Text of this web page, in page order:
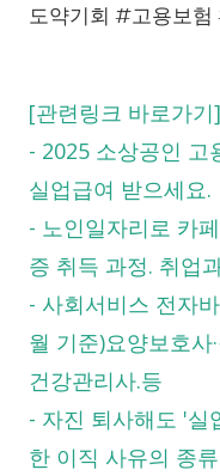
도약기회 #고용보
[관련링크 바로가기]
- 2025 소상공인 고
실업급여 받으세요.
- 노인일자리로 카
증 취득 과정. 취업
- 사회서비스 전자
월 기준)요양보호사
건강관리사.등
- 자진 퇴사해도 '실
한 이직 사유의 종